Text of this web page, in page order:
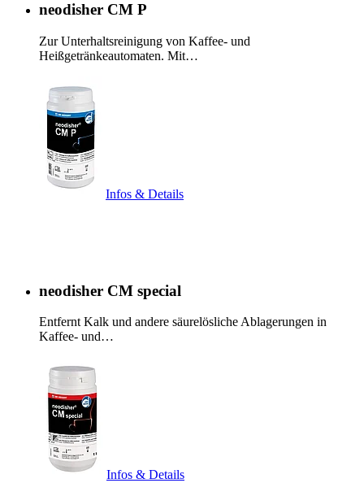
neodisher CM P
Zur Unterhaltsreinigung von Kaffee- und
Heißgetränkeautomaten. Mit…
Infos & Details
neodisher CM special
Entfernt Kalk und andere säurelösliche Ablagerungen in
Kaffee- und…
Infos & Details